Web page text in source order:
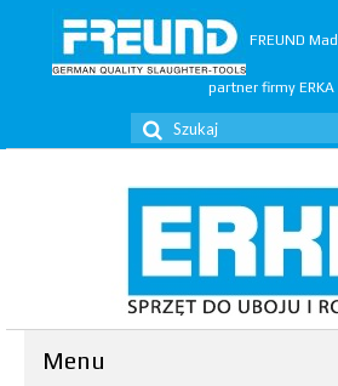
FREUND
partner firmy ERKA
Szuklaj
w:
Menu